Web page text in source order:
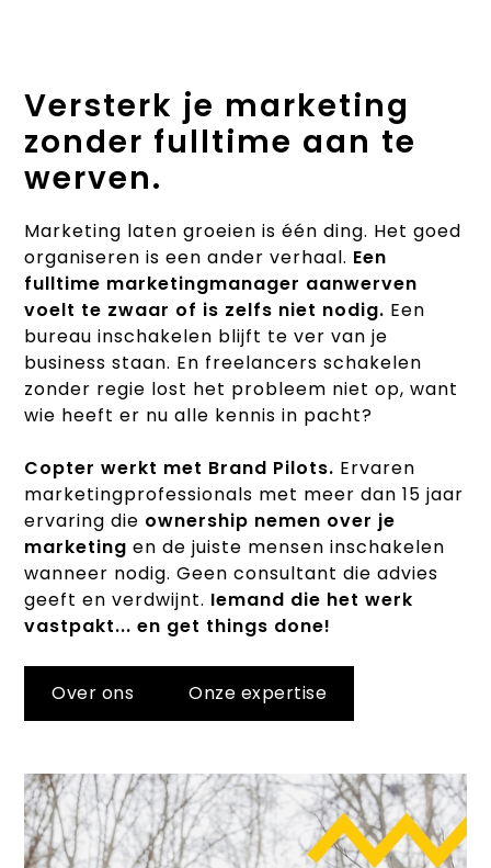
Versterk je marketing
zonder fulltime aan te
werven.
Marketing laten groeien is één ding. Het goed
organiseren is een ander verhaal. Een
fulltime marketingmanager aanwerven
voelt te zwaar of is zelfs niet nodig. Een
bureau inschakelen blijft te ver van je
business staan. En freelancers schakelen
zonder regie lost het probleem niet op, want
wie heeft er nu alle kennis in pacht?
Copter werkt met Brand Pilots. Ervaren
marketingprofessionals met meer dan 15 jaar
ervaring die ownership nemen over je
marketing en de juiste mensen inschakelen
wanneer nodig. Geen consultant die advies
geeft en verdwijnt. Iemand die het werk
vastpakt... en get things done!
Over ons Onze expertise